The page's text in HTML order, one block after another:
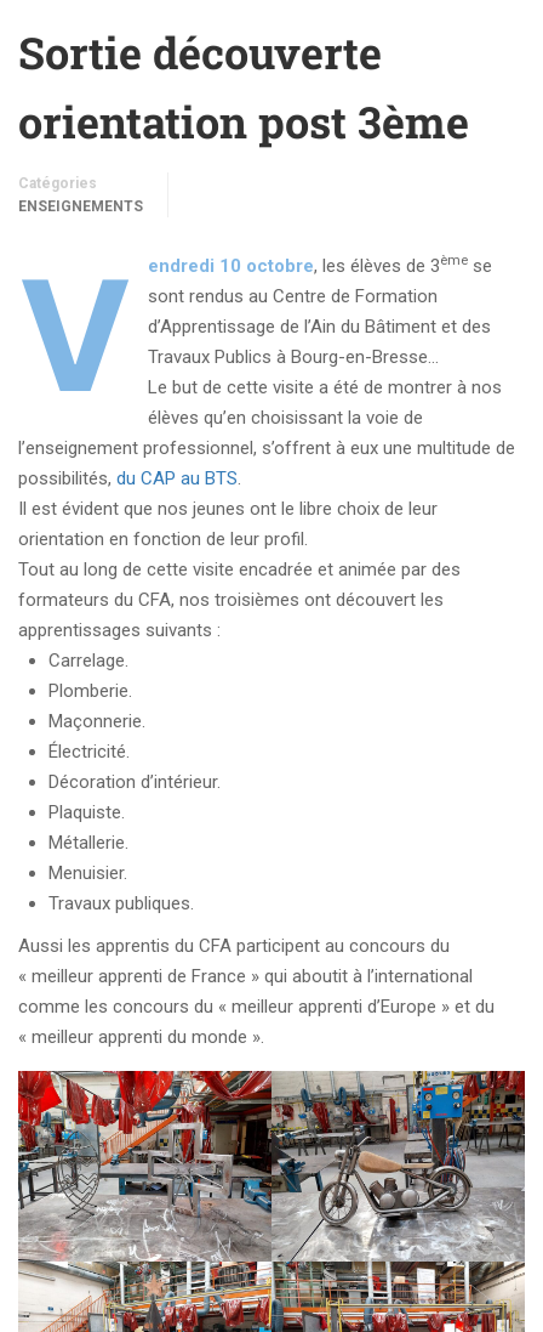
Sortie découverte
orientation post 3ème
Catégories
ENSEIGNEMENTS
V endredi 10 octobre, les élèves de 3èmese
sont rendus au Centre de Formation
d’Apprentissage de l’Ain du Bâtiment et des
Travaux Publics à Bourg-en-Bresse…
Le but de cette visite a été de montrer à nos
élèves qu’en choisissant la voie de
l’enseignement professionnel, s’offrent à eux une multitude de
possibilités, du CAP au BTS.
Il est évident que nos jeunes ont le libre choix de leur
orientation en fonction de leur profil.
Tout au long de cette visite encadrée et animée par des
formateurs du CFA, nos troisièmes ont découvert les
apprentissages suivants :
Carrelage.
Plomberie.
Maçonnerie.
Électricité.
Décoration d’intérieur.
Plaquiste.
Métallerie.
Menuisier.
Travaux publiques.
Aussi les apprentis du CFA participent au concours du
« meilleur apprenti de France » qui aboutit à l’international
comme les concours du « meilleur apprenti d’Europe » et du
« meilleur apprenti du monde ».